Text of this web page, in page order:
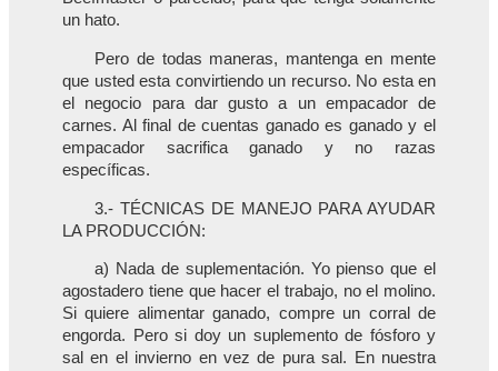
un hato.
Pero de todas maneras, mantenga en mente
que usted esta convirtiendo un recurso. No esta en
el negocio para dar gusto a un empacador de
carnes. Al final de cuentas ganado es ganado y el
empacador sacrifica ganado y no razas
específicas.
3.- TÉCNICAS DE MANEJO PARA AYUDAR
LA PRODUCCIÓN:
a) Nada de suplementación. Yo pienso que el
agostadero tiene que hacer el trabajo, no el molino.
Si quiere alimentar ganado, compre un corral de
engorda. Pero si doy un suplemento de fósforo y
sal en el invierno en vez de pura sal. En nuestra